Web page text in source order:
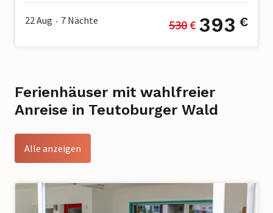
22 Aug • 7 Nächte 530 € 393 €
Ferienhäuser mit wahlfreier
Anreise in Teutoburger Wald
Alle anzeigen